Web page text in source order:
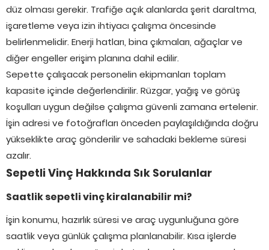
düz olması gerekir. Trafiğe açık alanlarda şerit daraltma,
işaretleme veya izin ihtiyacı çalışma öncesinde
belirlenmelidir. Enerji hatları, bina çıkmaları, ağaçlar ve
diğer engeller erişim planına dahil edilir.
Sepette çalışacak personelin ekipmanları toplam
kapasite içinde değerlendirilir. Rüzgar, yağış ve görüş
koşulları uygun değilse çalışma güvenli zamana ertelenir.
İşin adresi ve fotoğrafları önceden paylaşıldığında doğru
yükseklikte araç gönderilir ve sahadaki bekleme süresi
azalır.
Sepetli Vinç Hakkında Sık Sorulanlar
Saatlik sepetli vinç kiralanabilir mi?
İşin konumu, hazırlık süresi ve araç uygunluğuna göre
saatlik veya günlük çalışma planlanabilir. Kısa işlerde